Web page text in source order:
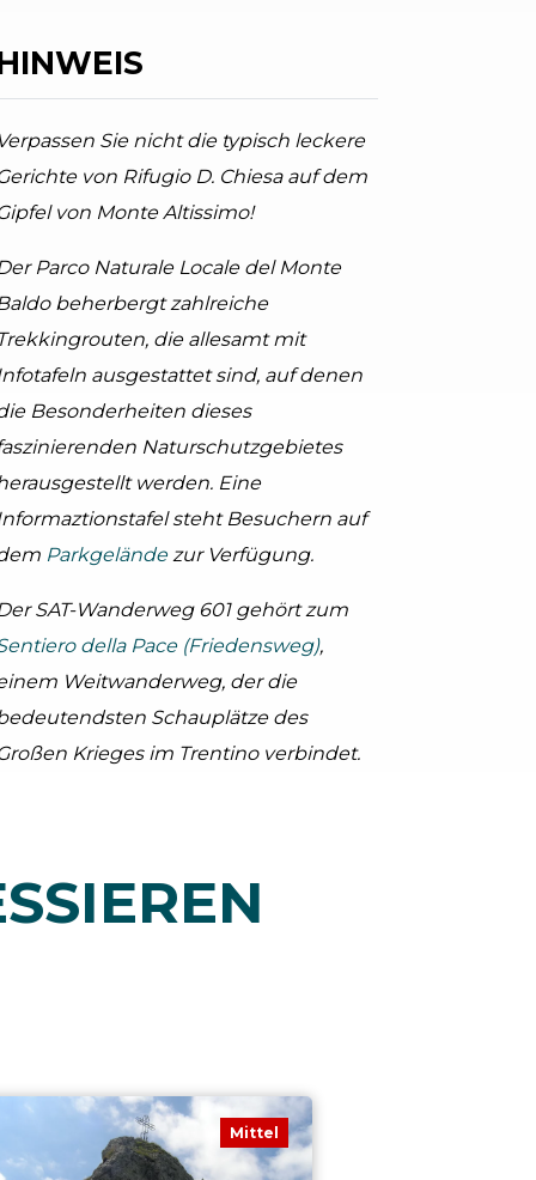
Trentino (ph. Watchsome), Garda Trentino
Verpassen Sie nicht die typisch leckere
von Rifugio D. Chiesa auf dem
von Monte Altissimo!
Parco Naturale Locale del Monte
beherbergt zahlreiche
die allesamt mit
ausgestattet sind, auf denen
Besonderheiten dieses
Naturschutzgebietes
werden. Eine
steht Besuchern auf
Parkgeländezur Verfügung.
SAT-Wanderweg 601 gehört zum
della Pace (Friedensweg),
Weitwanderweg, der die
Schauplätze des
Krieges im Trentino verbindet.
Mittel